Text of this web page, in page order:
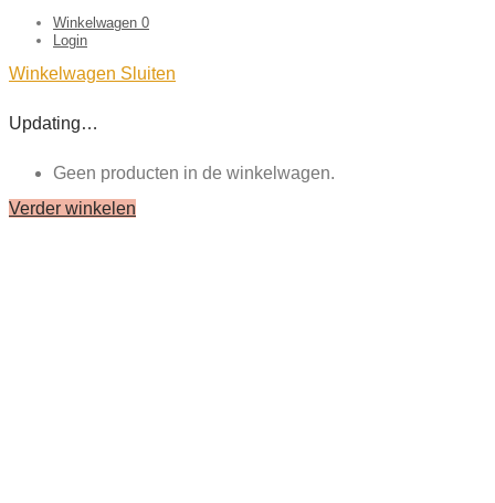
Winkelwagen 0
Login
Winkelwagen Sluiten
Updating…
Geen producten in de winkelwagen.
Verder winkelen